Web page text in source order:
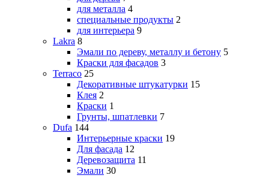
для металла 4
специальные продукты 2
для интерьера 9
Lakra 8
Эмали по дереву, металлу и бетону 5
Краски для фасадов 3
Terraco 25
Декоративные штукатурки 15
Клея 2
Краски 1
Грунты, шпатлевки 7
Dufa 144
Интерьерные краски 19
Для фасада 12
Деревозащита 11
Эмали 30